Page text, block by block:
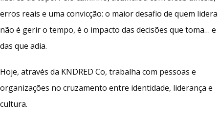
erros reais e uma convicção: o maior desafio de quem lidera
não é gerir o tempo, é o impacto das decisões que toma… e
das que adia.
Hoje, através da KNDRED Co, trabalha com pessoas e
organizações no cruzamento entre identidade, liderança e
cultura.